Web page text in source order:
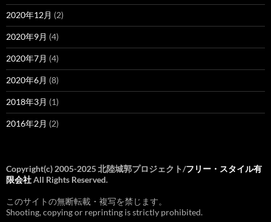
2020年12月 (2)
2020年9月 (4)
2020年7月 (4)
2020年6月 (8)
2018年3月 (1)
2016年2月 (2)
Copyright(c) 2005-2025 北陸城郭プロジェクト/フリー・スタイル有
限会社All Rights Reserved.
このサイトの無断転載・複写を禁じます。
Shooting, copying or reprinting is strictly prohibited.